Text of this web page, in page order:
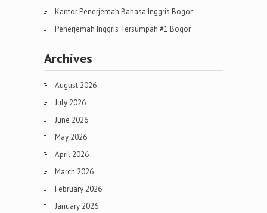
Kantor Penerjemah Bahasa Inggris Bogor
Penerjemah Inggris Tersumpah #1 Bogor
Archives
August 2026
July 2026
June 2026
May 2026
April 2026
March 2026
February 2026
January 2026